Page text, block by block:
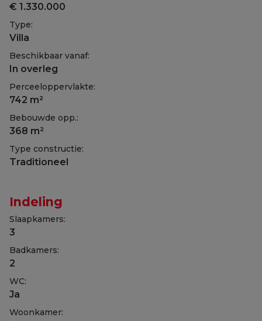
€ 1.330.000
Type:
Villa
Beschikbaar vanaf:
In overleg
Perceeloppervlakte:
742 m²
Bebouwde opp.:
368 m²
Type constructie:
Traditioneel
Indeling
Slaapkamers:
3
Badkamers:
2
WC:
Ja
Woonkamer: